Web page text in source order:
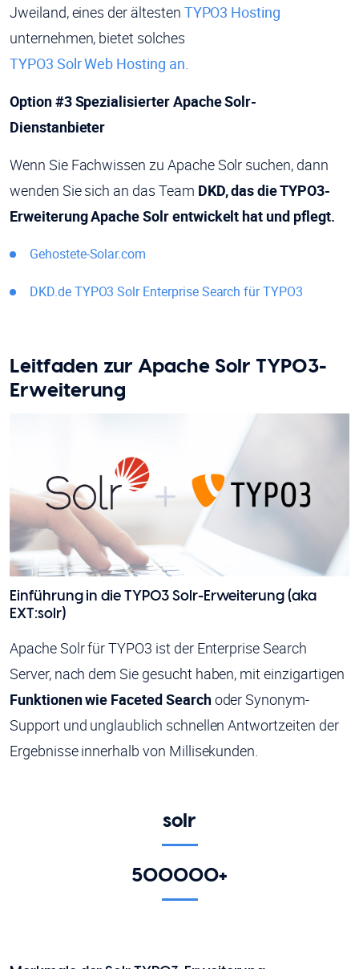
Jweiland, eines der ältesten TYPO3 Hosting
unternehmen, bietet solches
TYPO3 Solr Web Hosting an.
Option #3 Spezialisierter Apache Solr-
Dienstanbieter
Wenn Sie Fachwissen zu Apache Solr suchen, dann
wenden Sie sich an das Team DKD, das die TYPO3-
Erweiterung Apache Solr entwickelt hat und pflegt.
Gehostete-Solar.com
DKD.de TYPO3 Solr Enterprise Search für TYPO3
Leitfaden zur Apache Solr TYPO3-
Erweiterung
Einführung in die TYPO3 Solr-Erweiterung (aka
EXT:solr)
Apache Solr für TYPO3 ist der Enterprise Search
Server, nach dem Sie gesucht haben, mit einzigartigen
Funktionen wie Faceted Searchoder Synonym-
Support und unglaublich schnellen Antwortzeiten der
Ergebnisse innerhalb von Millisekunden.
solr
500000+